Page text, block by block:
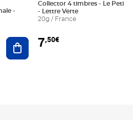
Ajouter au panier
Collector 4 timbres - Le Petit
- Lettre Verte
20g / France
7,50€